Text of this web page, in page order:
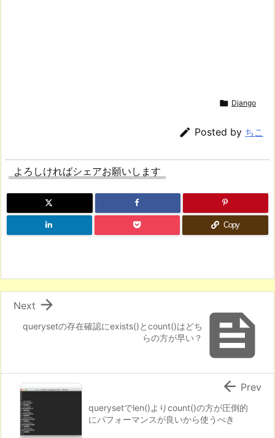
 Django
 Posted by ちこ
よろしければシェアお願いします
Copy

querysetの存在確認にexists()とcount()はどち
らの方が早い？

Next
querysetでlen()よりcount()の方が圧倒的
にパフォーマンスが良いから使うべき
 Prev